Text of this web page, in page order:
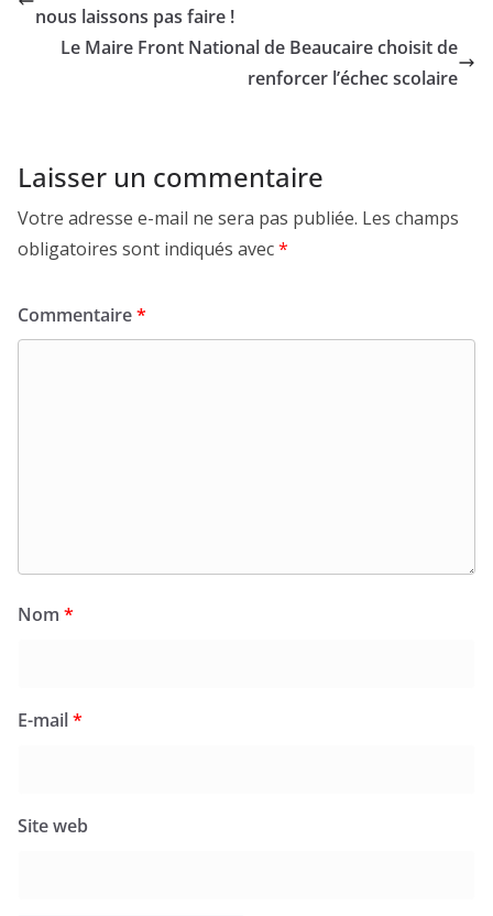
nous laissons pas faire !
Le Maire Front National de Beaucaire choisit de
renforcer l’échec scolaire
Laisser un commentaire
Votre adresse e-mail ne sera pas publiée. Les champs
obligatoires sont indiqués avec*
Commentaire*
Nom *
E-mail*
Site web